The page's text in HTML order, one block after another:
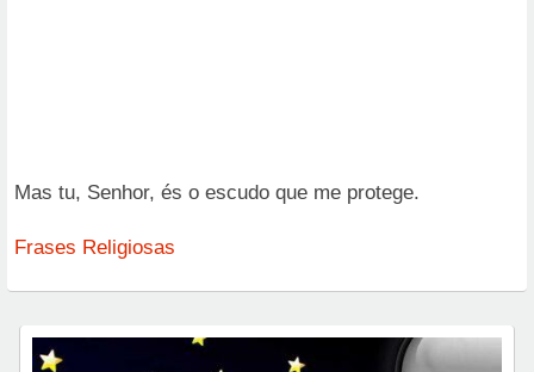
Mas tu, Senhor, és o escudo que me protege.
Frases Religiosas